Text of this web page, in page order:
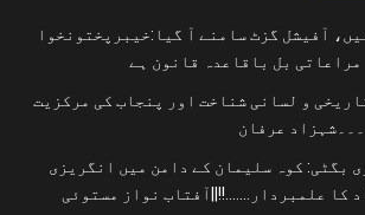
آفیشل گزٹ سامنے آ گیا:خیبرپختونخوا
بل باقاعدہ قانون ہے
و لسانی شناخت اور پنجاب کی مرکزیت
عرفان
بگٹی: کوہ سلیمان کے دامن میں انگریزی
کا علمبردار…….!!||آفتاب نواز مستوئی